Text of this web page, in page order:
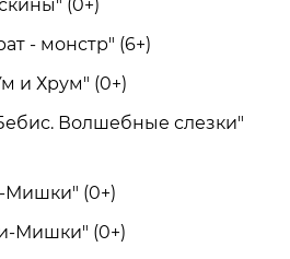
(0+)
- монстр" (6+)
и Хрум" (0+)
Волшебные слезки"
(0+)
(0+)